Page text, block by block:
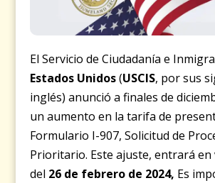
El Servicio de Ciudadanía e
Estados Unidos(USCIS, por sus
inglés) anunció a finales de
un aumento en la tarifa de
Formulario I-907, Solicitud de
Prioritario. Este ajuste, entrará
del 26 de febrero de 2024, Es